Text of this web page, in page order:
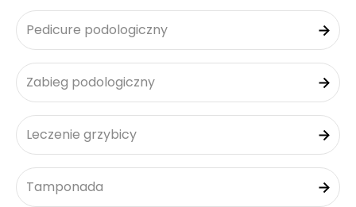
Pedicure podologiczny
Zabieg podologiczny
Leczenie grzybicy
Tamponada